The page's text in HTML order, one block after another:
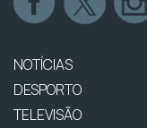
NOTÍCIAS
DESPORTO
TELEVISÃO